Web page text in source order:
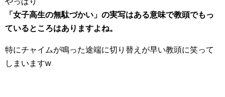
「女子高生の無駄づかい」の実写はある意味で教頭でもっ
ているところはありますよね。
特にチャイムが鳴った途端に切り替えが早い教頭に笑って
しまいますw